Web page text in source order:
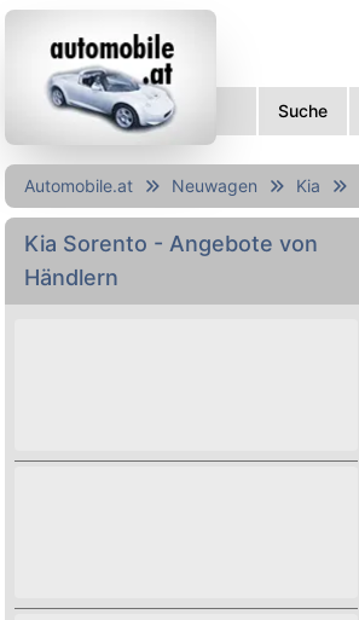
Suche
Automobile.at Neuwagen Kia
Kia Sorento - Angebote von
Händlern